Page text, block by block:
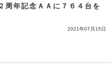
周年記念ＡＡに７６４台を
2021年07月15日